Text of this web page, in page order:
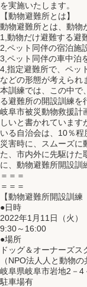
を実施いたします。
【動物避難所とは】
動物避難所とは、動物
1,動物だけ避難する避
2,ペット同伴の宿泊施
3,ペット同伴の車中泊
4,指定避難所で、ペッ
などの形態が考えられ
本訓練では、この中で
る避難所の開設訓練を
岐阜市被災動物救援計
しいと書かれていま
いる自治会は、10％程
災害時に、スムーズに
た、市内外に先駆けた
に、動物避難所開設訓
＝＝＝
＝＝＝
【動物避難所開設訓練
●日時
2022年1月11日（火）
9:30～16:00
●場所
ドッグ＆オーナーズス
（NPO法人人と動物
岐阜県岐阜市岩地2－4
駐車場有